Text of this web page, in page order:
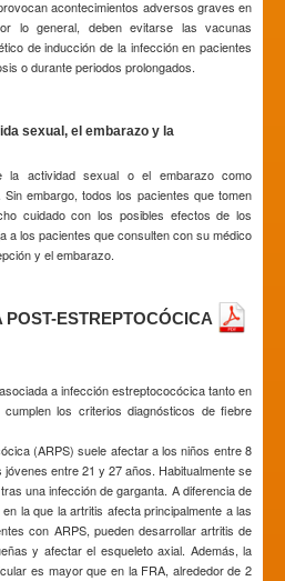
acontecimientos adversos graves en
lo general, deben evitarse las vacunas
de inducción de la infección en pacientes
o durante periodos prolongados.
sexual, el embarazo y la
la actividad sexual o el embarazo como
embargo, todos los pacientes que tomen
cuidado con los posibles efectos de los
a los pacientes que consulten con su médico
y el embarazo.
POST-ESTREPTOCÓCICA
a infección estreptococócica tanto en
los criterios diagnósticos de fiebre
(ARPS) suele afectar a los niños entre 8
entre 21 y 27 años. Habitualmente se
una infección de garganta. A diferencia de
la que la artritis afecta principalmente a las
con ARPS, pueden desarrollar artritis de
y afectar el esqueleto axial. Además, la
es mayor que en la FRA, alrededor de 2